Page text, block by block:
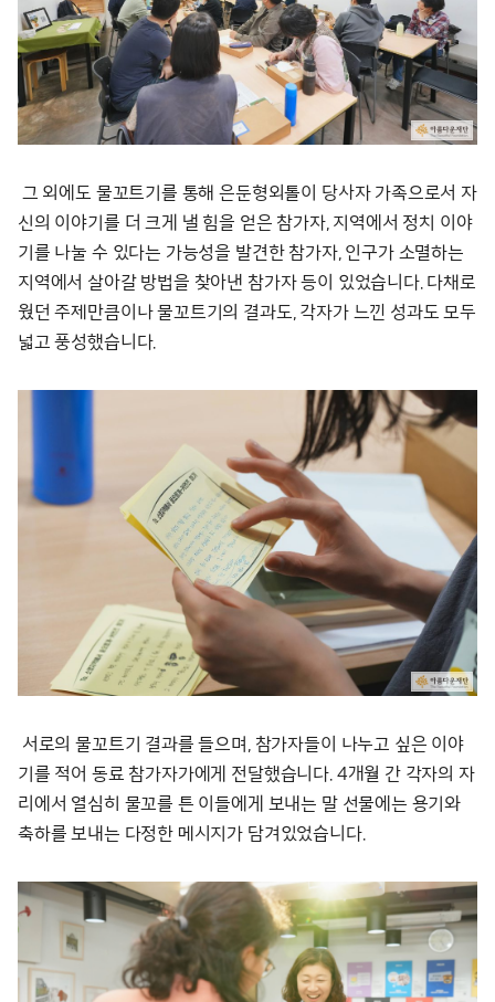
그 외에도 물꼬트기를 통해 은둔형외톨이 당사자 가족으로서 자
신의 이야기를 더 크게 낼 힘을 얻은 참가자, 지역에서 정치 이야
기를 나눌 수 있다는 가능성을 발견한 참가자, 인구가 소멸하는
지역에서 살아갈 방법을 찾아낸 참가자 등이 있었습니다. 다채로
웠던 주제만큼이나 물꼬트기의 결과도, 각자가 느낀 성과도 모두
넓고 풍성했습니다.
서로의 물꼬트기 결과를 들으며, 참가자들이 나누고 싶은 이야
기를 적어 동료 참가자가에게 전달했습니다. 4개월 간 각자의 자
리에서 열심히 물꼬를 튼 이들에게 보내는 말 선물에는 용기와
축하를 보내는 다정한 메시지가 담겨있었습니다.